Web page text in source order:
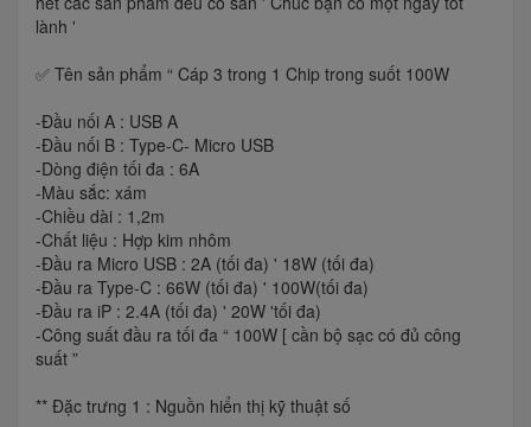
lành '
✅ Tên sản phẩm “ Cáp 3 trong 1 Chip trong suốt 100W
-Đầu nối A : USB A
-Đầu nối B : Type-C- Micro USB
-Dòng điện tối đa : 6A
-Màu sắc: xám
-Chiều dài : 1,2m
-Chất liệu : Hợp kim nhôm
-Đầu ra Micro USB : 2A (tối đa) ' 18W (tối đa)
-Đầu ra Type-C : 66W (tối đa) ' 100W(tối đa)
-Đầu ra iP : 2.4A (tối đa) ' 20W 'tối đa)
-Công suất đầu ra tối đa “ 100W [ cần bộ sạc có đủ công
suất ”
** Đặc trưng 1 : Nguồn hiển thị kỹ thuật số